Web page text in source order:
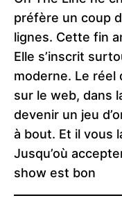
préfère un coup
lignes. Cette fin
Elle s’inscrit
moderne. Le réel
sur le web, dans
devenir un jeu
à bout. Et il vous
Jusqu’où
show est bon